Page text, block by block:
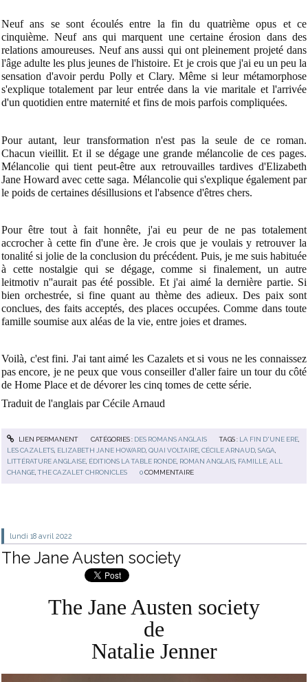
Neuf ans se sont écoulés entre la fin du quatrième opus et ce
cinquième. Neuf ans qui marquent une certaine érosion dans des
relations amoureuses. Neuf ans aussi qui ont pleinement projeté dans
l'âge adulte les plus jeunes de l'histoire. Et je crois que j'ai eu un peu la
sensation d'avoir perdu Polly et Clary. Même si leur métamorphose
s'explique totalement par leur entrée dans la vie maritale et l'arrivée
d'un quotidien entre maternité et fins de mois parfois compliquées.
Pour autant, leur transformation n'est pas la seule de ce roman.
Chacun vieillit. Et il se dégage une grande mélancolie de ces pages.
Mélancolie qui tient peut-être aux retrouvailles tardives d'Elizabeth
Jane Howard avec cette saga. Mélancolie qui s'explique également par
le poids de certaines désillusions et l'absence d'êtres chers.
Pour être tout à fait honnête, j'ai eu peur de ne pas totalement
accrocher à cette fin d'une ère. Je crois que je voulais y retrouver la
tonalité si jolie de la conclusion du précédent. Puis, je me suis habituée
à cette nostalgie qui se dégage, comme si finalement, un autre
leitmotiv n''aurait pas été possible. Et j'ai aimé la dernière partie. Si
bien orchestrée, si fine quant au thème des adieux. Des paix sont
conclues, des faits acceptés, des places occupées. Comme dans toute
famille soumise aux aléas de la vie, entre joies et drames.
Voilà, c'est fini. J'ai tant aimé les Cazalets et si vous ne les connaissez
pas encore, je ne peux que vous conseiller d'aller faire un tour du côté
de Home Place et de dévorer les cinq tomes de cette série.
Traduit de l'anglais par Cécile Arnaud
LIEN PERMANENT CATÉGORIES : DES ROMANS ANGLAIS TAGS : LA FIN D'UNE ERE
LES CAZALETS ELIZABETH JANE HOWARD ,QUAI VOLTAIRE ,CÉCILE ARNAUD ,SAGA
LITTÉRATURE ANGLAISE ÉDITIONS LA TABLE RONDE ROMAN ANGLAIS FAMILLE ,ALL
CHANGE ,THE CAZALET CHRONICLES 0 COMMENTAIRE
lundi 18 avril 2022
The Jane Austen society
The Jane Austen society
de
Natalie Jenner